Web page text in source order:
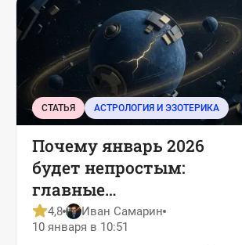
СТАТЬЯ АСТРОЛОГИЯ И ЭЗОТЕРИКА
Почему январь 2026
будет непростым:
главные
астрологические риски
месяца
4,8
Иван Самарин
10 января в 10:51